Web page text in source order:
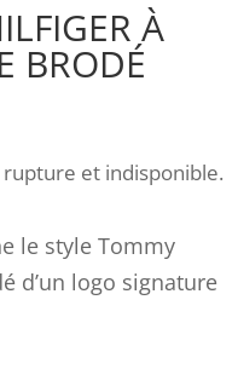
À
BRODÉ
et indisponible.
le style Tommy
d’un logo signature